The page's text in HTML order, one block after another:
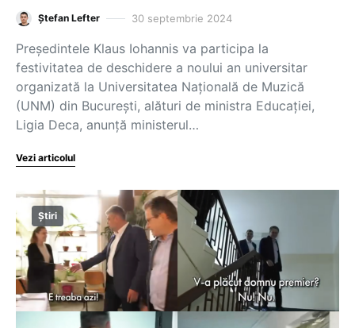
Ștefan Lefter 30 septembrie 2024
Președintele Klaus Iohannis va participa la
festivitatea de deschidere a noului an universitar
organizată la Universitatea Națională de Muzică
(UNM) din București, alături de ministra Educației,
Ligia Deca, anunță ministerul…
Vezi articolul
Știri